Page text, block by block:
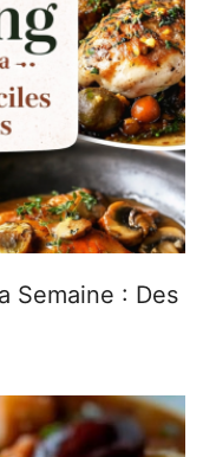
Semaine : Des